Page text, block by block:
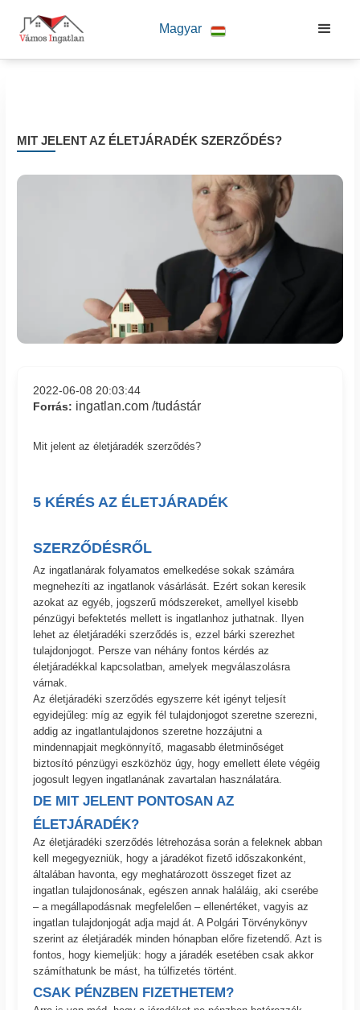
Magyar
MIT JELENT AZ ÉLETJÁRADÉK SZERZŐDÉS?
2022-06-08 20:03:44
Forrás: ingatlan.com /tudástár
Mit jelent az életjáradék szerződés?
5 KÉRÉS AZ ÉLETJÁRADÉK
SZERZŐDÉSRŐL
Az ingatlanárak folyamatos emelkedése sokak számára
megnehezíti az ingatlanok vásárlását. Ezért sokan keresik
azokat az egyéb, jogszerű módszereket, amellyel kisebb
pénzügyi befektetés mellett is ingatlanhoz juthatnak. Ilyen
lehet az életjáradéki szerződés is, ezzel bárki szerezhet
tulajdonjogot. Persze van néhány fontos kérdés az
életjáradékkal kapcsolatban, amelyek megválaszolásra
várnak.
Az életjáradéki szerződés egyszerre két igényt teljesít
egyidejűleg: míg az egyik fél tulajdonjogot szeretne szerezni,
addig az ingatlantulajdonos szeretne hozzájutni a
mindennapjait megkönnyítő, magasabb életminőséget
biztosító pénzügyi eszközhöz úgy, hogy emellett élete végéig
jogosult legyen ingatlanának zavartalan használatára.
DE MIT JELENT PONTOSAN AZ
ÉLETJÁRADÉK?
Az életjáradéki szerződés létrehozása során a feleknek abban
kell megegyezniük, hogy a járadékot fizető időszakonként,
általában havonta, egy meghatározott összeget fizet az
ingatlan tulajdonosának, egészen annak haláláig, aki cserébe
– a megállapodásnak megfelelően – ellenértéket, vagyis az
ingatlan tulajdonjogát adja majd át. A Polgári Törvénykönyv
szerint az életjáradék minden hónapban előre fizetendő. Azt is
fontos, hogy kiemeljük: hogy a járadék esetében csak akkor
számíthatunk be mást, ha túlfizetés történt.
CSAK PÉNZBEN FIZETHETEM?